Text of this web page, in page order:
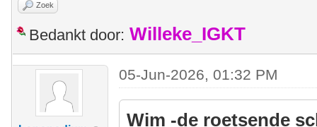
Zoek
Bedankt door: Willeke_IGKT
05-Jun-2026, 01:32 PM
Wim -de roetsende